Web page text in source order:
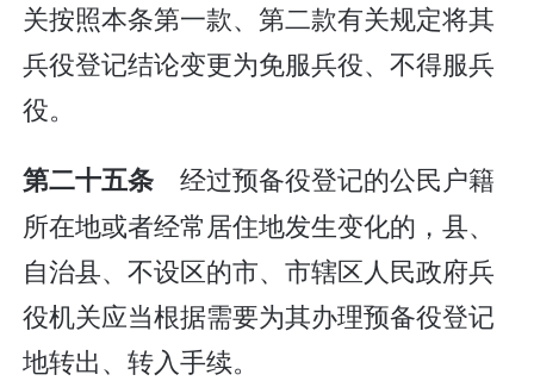
关按照本条第一款、第二款有关规定将其
兵役登记结论变更为免服兵役、不得服兵
役。
第二十五条经过预备役登记的公民户籍
所在地或者经常居住地发生变化的，县、
自治县、不设区的市、市辖区人民政府兵
役机关应当根据需要为其办理预备役登记
地转出、转入手续。